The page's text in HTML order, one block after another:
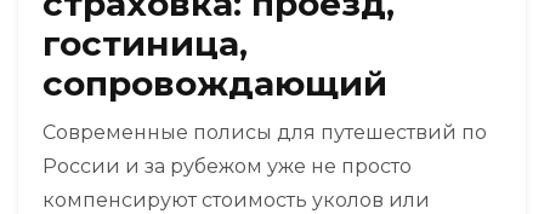
гостиница,
сопровождающий
Современные полисы для путешествий по
России и за рубежом уже не просто
компенсируют стоимость уколов или